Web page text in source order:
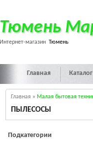
Тюмень
Интернет-магазин Тюмень
Главная Каталог
Главная » Малая бытовая
ПЫЛЕСОСЫ
Подкатегории